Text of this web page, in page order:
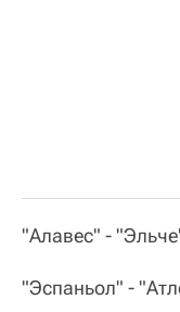
"Алавес" -
"Эспаньол" -